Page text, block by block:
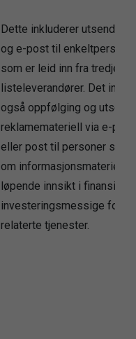
Dette inkluderer utsending
og e-post til
som er leid inn fra
listeleverandører. Det
også oppfølging og
reklamemateriell via e-
eller post til personer som
om informasjonsmateriell
løpende innsikt i finansielle
investeringsmessige
relaterte tjenester.